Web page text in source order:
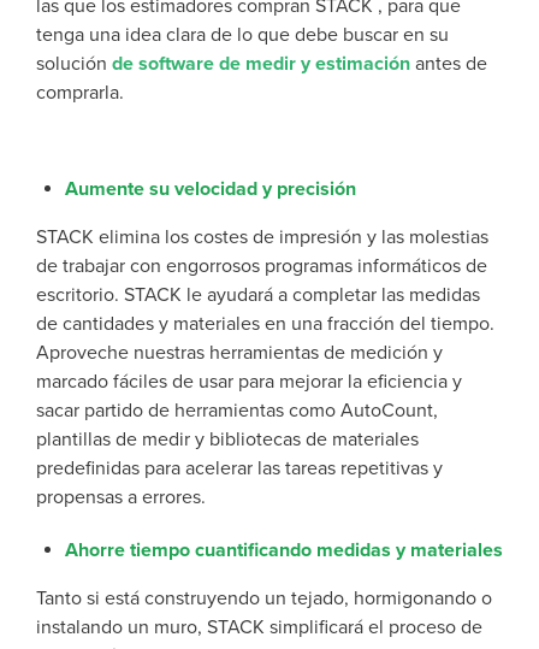
las que los estimadores compran STACK , para que
tenga una idea clara de lo que debe buscar en su
solución de software de medir y estimación antes de
comprarla.
Aumente su velocidad y precisión
STACK elimina los costes de impresión y las molestias
de trabajar con engorrosos programas informáticos de
escritorio. STACK le ayudará a completar las medidas
de cantidades y materiales en una fracción del tiempo.
Aproveche nuestras herramientas de medición y
marcado fáciles de usar para mejorar la eficiencia y
sacar partido de herramientas como AutoCount,
plantillas de medir y bibliotecas de materiales
predefinidas para acelerar las tareas repetitivas y
propensas a errores.
Ahorre tiempo cuantificando medidas y materiales
Tanto si está construyendo un tejado, hormigonando o
instalando un muro, STACK simplificará el proceso de